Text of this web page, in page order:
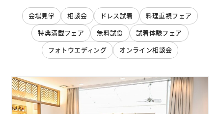
会場見学 相談会 ドレス試着
料理重視フェア
特典満載フェア
無料試食
試着体験フェア
フォトウエディング
オンライン相談会